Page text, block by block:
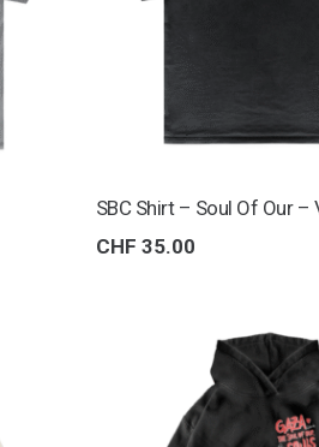
SBC Shirt – Soul Of Our –
CHF 35.00